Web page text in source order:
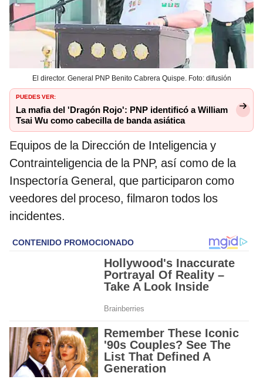
El director. General PNP Benito Cabrera Quispe. Foto: difusión
PUEDES VER:
La mafia del 'Dragón Rojo': PNP identificó a William
Tsai Wu como cabecilla de banda asiática
Equipos de la Dirección de Inteligencia y
Contrainteligencia de la PNP, así como de la
Inspectoría General, que participaron como
veedores del proceso, filmaron todos los
incidentes.